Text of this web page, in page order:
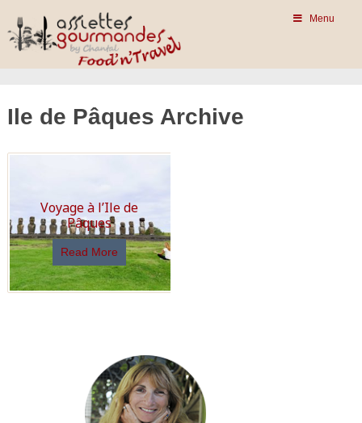
Menu
Ile de Pâques Archive
Voyage à l’Ile de
Pâques
Read More